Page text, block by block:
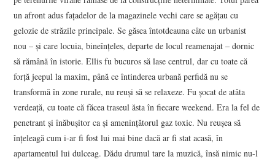
un afront adus fațadelor de la magazinele vechi care se agățau cu
gelozie de străzile principale. Se găsea întotdeauna câte un urbanist
nou – și care locuia, bineînțeles, departe de locul reamenajat – dornic
să rămână în istorie. Ellis fu bucuros să lase centrul, dar cu toate că
forță jeepul la maxim, până ce întinderea urbană perfidă nu se
transformă în zone rurale, nu reuși să se relaxeze. Fu șocat de atâta
verdeață, cu toate că făcea traseul ăsta în fiecare weekend. Era la fel de
penetrant și înăbușitor ca și amenințătorul gaz toxic. Nu reușea să
înțeleagă cum i-ar fi fost lui mai bine dacă ar fi stat acasă, în
apartamentul lui dulceag. Dădu drumul tare la muzică, însă nimic nu-l